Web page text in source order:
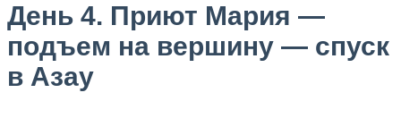
День 4. Приют Мария —
подъем на вершину — спуск
в Азау